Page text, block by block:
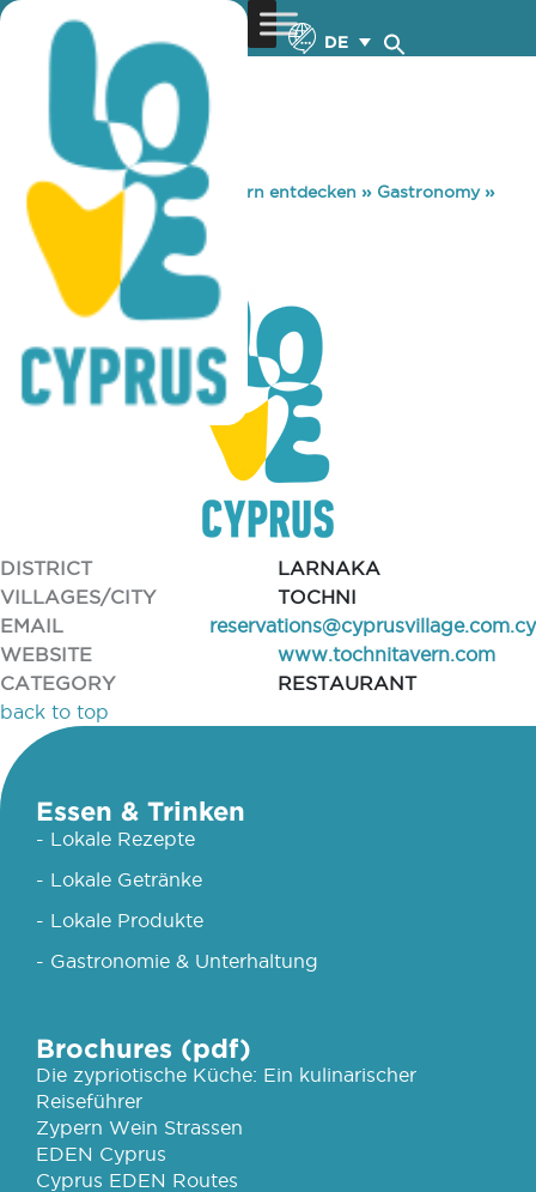
DE
You are here: Home »Zypern entdecken » Gastronomy»
TOCHNI TAVERN
TOCHNI TAVERN
DISTRICT
LARNAKA
VILLAGES/CITY
TOCHNI
EMAIL
reservations@cyprusvillage.com.cy
WEBSITE
www.tochnitavern.com
CATEGORY
RESTAURANT
back to top
Essen & Trinken
- Lokale Rezepte
- Lokale Getränke
- Lokale Produkte
- Gastronomie & Unterhaltung
Brochures (pdf)
Die zypriotische Küche: Ein kulinarischer
Reiseführer
Zypern Wein Strassen
EDEN Cyprus
Cyprus EDEN Routes